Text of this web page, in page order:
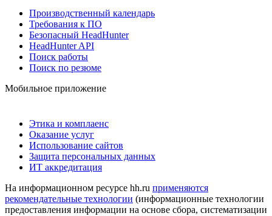
Производственный календарь
Требования к ПО
Безопасный HeadHunter
HeadHunter API
Поиск работы
Поиск по резюме
Мобильное приложение
Этика и комплаенс
Оказание услуг
Использование сайтов
Защита персональных данных
ИТ аккредитация
На информационном ресурсе hh.ru применяются
рекомендательные технологии (информационные технологии
предоставления информации на основе сбора, систематизации